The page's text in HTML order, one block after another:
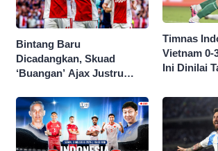
Bintang Baru
Dicadangkan, Skuad
‘Buangan’ Ajax Justru
Timnas
Vietnam 0-
Ini Dinilai